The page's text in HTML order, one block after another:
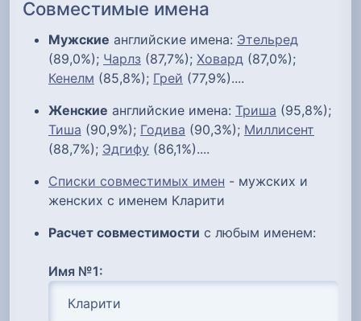
Совместимые имена
Мужские английские имена: Этельред
(89,0%); Чарлз (87,7%); Ховард (87,0%);
Кенелм (85,8%); Грей (77,9%)....
Женские английские имена: Триша (95,8%);
Тиша (90,9%); Годива (90,3%); Миллисент
(88,7%); Эдгифу (86,1%)....
Списки совместимых имен - мужских и
женских с именем Кларити
Расчет совместимости с любым именем:
Имя №1: